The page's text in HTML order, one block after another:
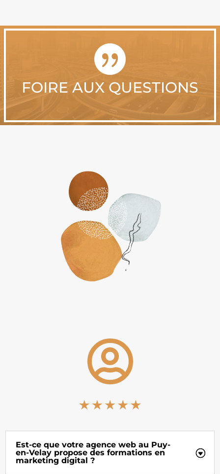

FOIRE AUX QUESTIONS

Est-ce que votre agence web au Puy-
en-Velay propose des formations en
marketing digital ?